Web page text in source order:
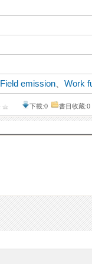
Field emission 、Work
下載:0 書目收藏:0